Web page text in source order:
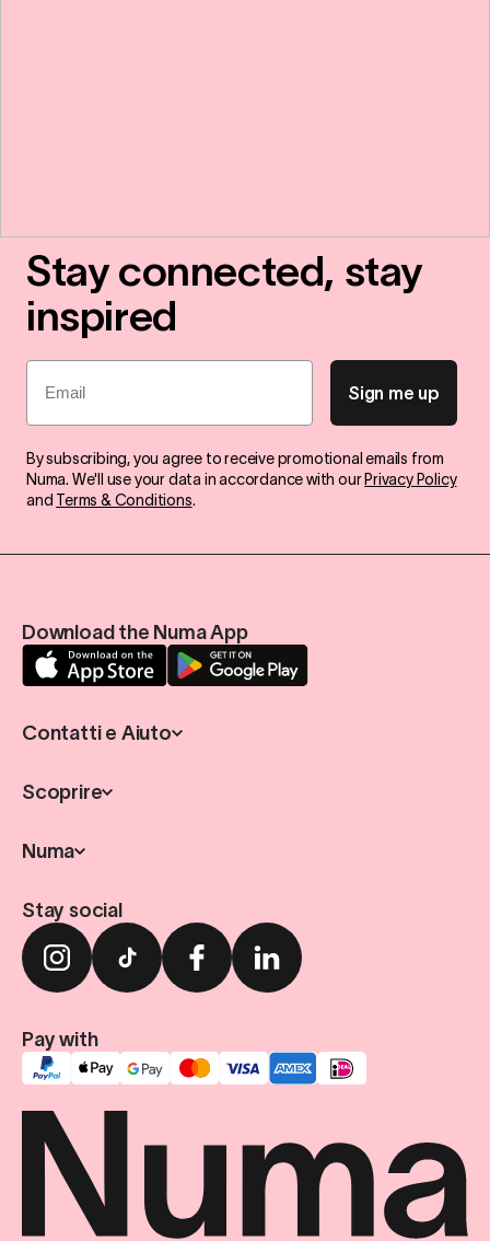
Stay connected, stay
inspired
Email
Sign me up
By subscribing, you agree to receive promotional emails from
Numa. We'll use your data in accordance with our Privacy Policy
and Terms & Conditions.
Download the Numa App
Contatti e Aiuto
Scoprire
Numa
Stay social
Pay with